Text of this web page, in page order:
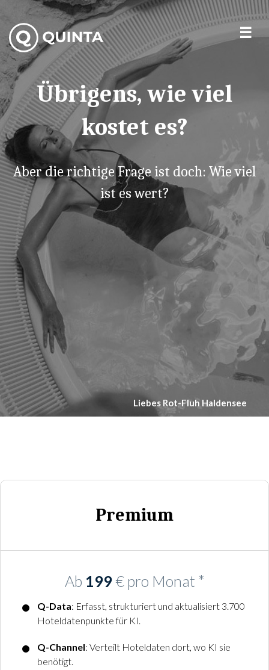
Übrigens, wie viel
kostet es?
Aber die richtige Frage ist doch: Wie viel
ist es wert?
Liebes Rot-Fluh Haldensee
Premium
Ab 199€ pro Monat *
Q-Data: Erfasst, strukturiert und aktualisiert 3.700
Hoteldatenpunkte für KI.
Q-Channel: Verteilt Hoteldaten dort, wo KI sie
benötigt.